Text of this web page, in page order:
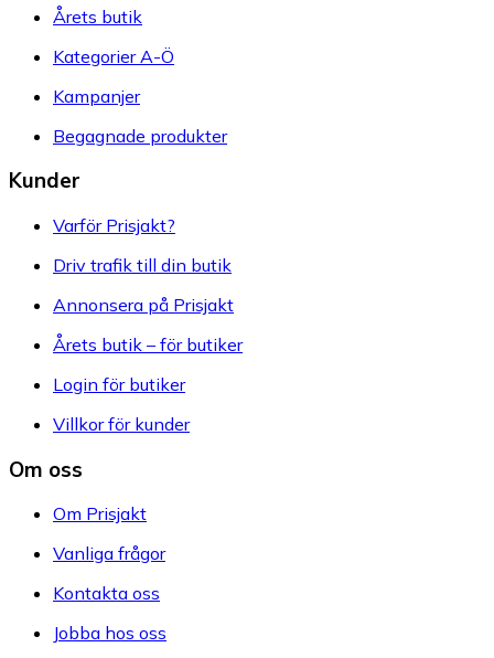
Årets butik
Kategorier A-Ö
Kampanjer
Begagnade produkter
Kunder
Varför Prisjakt?
Driv trafik till din butik
Annonsera på Prisjakt
Årets butik – för butiker
Login för butiker
Villkor för kunder
Om oss
Om Prisjakt
Vanliga frågor
Kontakta oss
Jobba hos oss